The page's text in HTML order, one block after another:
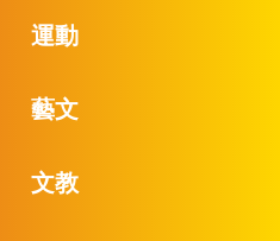
運動
藝文
文教